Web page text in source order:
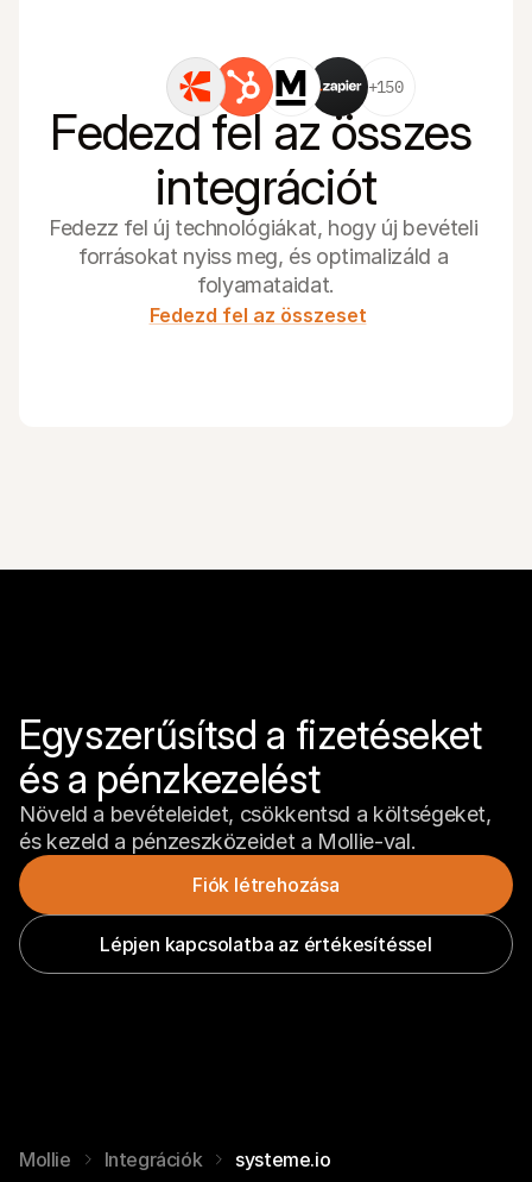
+150
Fedezd fel az összes
integrációt
Fedezz fel új technológiákat, hogy új bevételi
forrásokat nyiss meg, és optimalizáld a
folyamataidat.
Fedezd fel az összeset
Egyszerűsítsd a fizetéseket
és a pénzkezelést
Növeld a bevételeidet, csökkentsd a költségeket,
és kezeld a pénzeszközeidet a Mollie-val.
Fiók létrehozása
Lépjen kapcsolatba az értékesítéssel
Mollie Integrációk systeme.io